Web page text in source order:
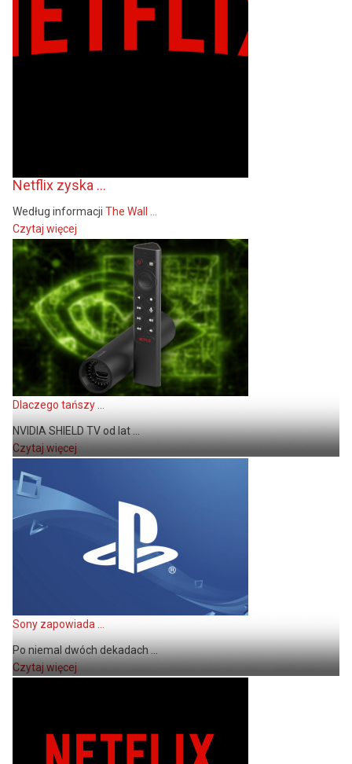
Netflix zyska ...
Według informacji The Wall ...
Czytaj więcej
Dlaczego tańszy ...
NVIDIA SHIELD TV od lat ...
Czytaj więcej
Sony zapowiada ...
Po niemal dwóch dekadach ...
Czytaj więcej